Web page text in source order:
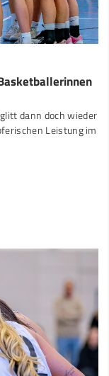
dann doch wieder
Leistung im